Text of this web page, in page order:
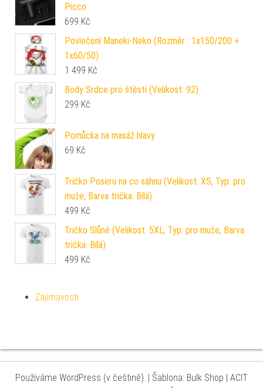
Picco
699 Kč
Povlečení Maneki-Neko (Rozměr : 1x150/200 +
1x60/50)
1 499 Kč
Body Srdce pro štěstí (Velikost: 92)
299 Kč
Pomůcka na masáž hlavy
69 Kč
Tričko Poseru na co sáhnu (Velikost: XS, Typ: pro
muže, Barva trička: Bílá)
499 Kč
Tričko Slůně (Velikost: 5XL, Typ: pro muže, Barva
trička: Bílá)
499 Kč
Zajímavosti
Používáme WordPress (v češtině). | Šablona: Bulk Shop | ACIT